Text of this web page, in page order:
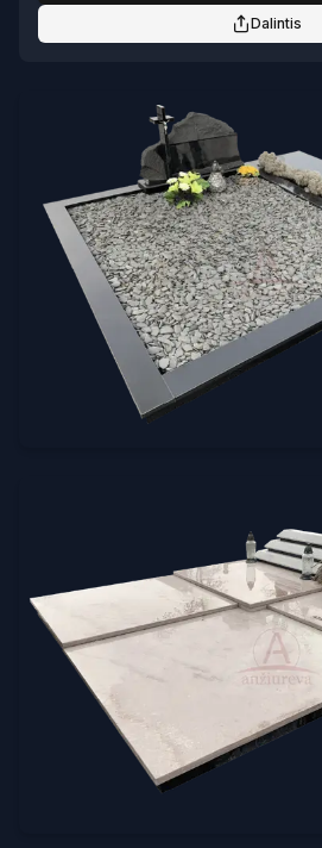
Dalintis